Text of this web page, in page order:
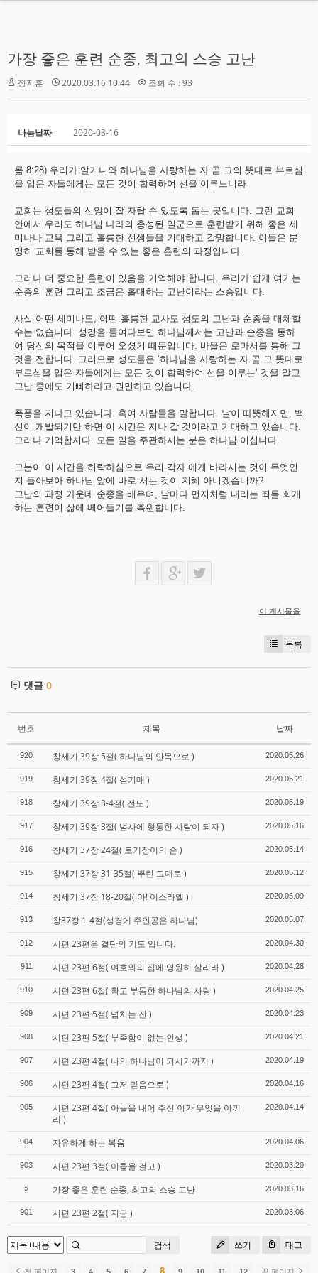
가장 좋은 훈련 순종, 최고의 스승 고난
정지훈 2020.03.16 10:44 조회 수 : 93
나눔날짜 2020-03-16
롬 8:28) 우리가 알거니와 하나님을 사랑하는 자 곧 그의 뜻대로 부르심
을 입은 자들에게는 모든 것이 합력하여 선을 이루느니라
교회는 성도들의 신앙이 잘 자랄 수 있도록 돕는 곳입니다. 그런 교회
안에서 우리도 하나님 나라의 충성된 일군으로 훈련받기 위해 좋은 세
미나나 교육 그리고 훌륭한 선생들을 기대하고 갈망합니다. 이들은 분
명히 교회를 통해 받을 수 있는 좋은 훈련의 과정입니다.
그러나 더 중요한 훈련이 있음을 기억해야 합니다. 우리가 쉽게 여기는
순종의 훈련 그리고 조금은 홀대하는 고난이라는 스승입니다.
사실 어떤 세미나도, 어떤 휼륭한 교사도 성도의 고난과 순종을 대체할
수는 없습니다. 성경을 들여다보면 하나님께서는 고난과 순종을 통하
여 당신의 목적을 이루어 오셨기 때문입니다. 바울은 로마서를 통해 그
것을 전합니다. 그러므로 성도들은 ‘하나님을 사랑하는 자 곧 그 뜻대로
부르심을 입은 자들에게는 모든 것이 합력하여 선을 이루는’ 것을 알고
고난 중에도 기뻐하라고 권면하고 있습니다.
폭풍을 지나고 있습니다. 혹여 사람들을 말합니다. 날이 따뜻해지면, 백
신이 개발되기만 하면 이 시간은 지나 갈 것이라고 기대하고 있습니다.
그러나 기억합시다. 모든 일을 주관하시는 분은 하나님 이십니다.
그분이 이 시간을 허락하심으로 우리 각자 에게 바라시는 것이 무엇인
지 돌아보아 하나님 앞에 바로 서는 것이 지혜 아니겠습니까?
고난의 과정 가운데 순종을 배우며, 날마다 먼지처럼 내리는 죄를 회개
하는 훈련이 삶에 베어들기를 축원합니다.
이 게시물을
목록
댓글 0
번호 제목 날짜
920 창세기 39장 5절( 하나님의 안목으로 ) 2020.05.26
919 창세기 39장 4절( 섬기매 ) 2020.05.21
918 창세기 39장 3-4절( 전도 ) 2020.05.19
917 창세기 39장 3절( 범사에 형통한 사람이 되자 ) 2020.05.16
916 창세기 37장 24절( 토기장이의 손 ) 2020.05.14
915 창세기 37장 31-35절( 뿌린 그대로 ) 2020.05.12
914 창세기 37장 18-20절( 아! 이스라엘 ) 2020.05.09
913 창37장 1-4절(성경에 주인공은 하나님) 2020.05.07
912 시편 23편은 결단의 기도 입니다. 2020.04.30
911 시편 23편 6절( 여호와의 집에 영원히 살리라 ) 2020.04.28
910 시편 23편 6절( 확고 부동한 하나님의 사랑 ) 2020.04.25
909 시편 23편 5절( 넘치는 잔 ) 2020.04.23
908 시편 23편 5절( 부족함이 없는 인생 ) 2020.04.21
907 시편 23편 4절( 나의 하나님이 되시기까지 ) 2020.04.19
906 시편 23편 4절( 그저 믿음으로 ) 2020.04.16
905
시편 23편 4절( 아들을 내어 주신 이가 무엇을 아끼
리!)
2020.04.14
904 자유하게 하는 복음 2020.04.06
903 시편 23편 3절( 이름을 걸고 ) 2020.03.20
» 가장 좋은 훈련 순종, 최고의 스승 고난 2020.03.16
901 시편 23편 2절( 지금 ) 2020.03.06
쓰기 태그
검색
HOME
교회소개
나누는말씀
교회소식